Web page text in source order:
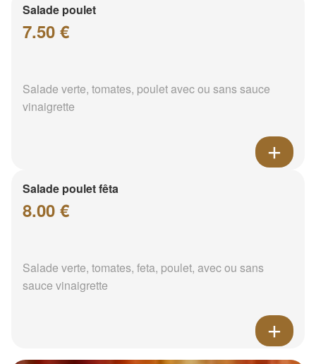
Salade poulet
7.50 €
Salade verte, tomates, poulet avec ou sans sauce
vinaigrette
Salade poulet fêta
8.00 €
Salade verte, tomates, feta, poulet, avec ou sans
sauce vinaigrette